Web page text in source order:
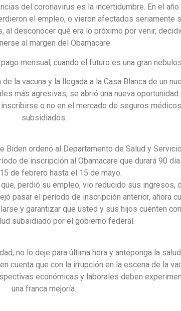
del coronavirus es la incertidumbre. En el año
el empleo, o vieron afectados seriamente
al desconocer qué era lo próximo por venir,
al margen del Obamacare.
mensual, cuando el futuro es una gran
la vacuna y la llegada a la Casa Blanca de un
más agresivas, se abrió una nueva oportunidad
o no en el mercado de seguros médicos
subsidiados.
Biden ordenó al Departamento de Salud y
de inscripción al Obamacare que durará 90
de febrero hasta el 15 de mayo.
perdió su empleo, vio reducido sus ingresos,
pasar el período de inscripción anterior, ahora
y garantizar que usted y sus hijos cuenten
subsidiado por el gobierno federal.
no lo deje para última hora y anteponga la
cuenta que con la irrupción en la escena de la
económicas y laborales deben
una franca mejoría.